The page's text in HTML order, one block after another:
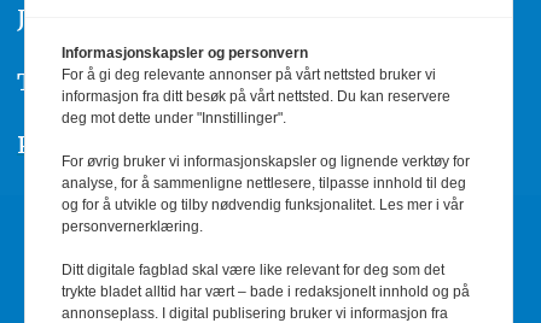
Journalist
Telefon: 755 53 856
Personvern/Cookies
Informasjon og priser
Informasjonskapsler og personvern
For å gi deg relevante annonser på vårt nettsted bruker vi
informasjon fra ditt besøk på vårt nettsted. Du kan reservere
deg mot dette under "Innstillinger".
For øvrig bruker vi informasjonskapsler og lignende verktøy for
analyse, for å sammenligne nettlesere, tilpasse innhold til deg
og for å utvikle og tilby nødvendig funksjonalitet. Les mer i vår
personvernerklæring.
Ditt digitale fagblad skal være like relevant for deg som det
trykte bladet alltid har vært – bade i redaksjonelt innhold og på
annonseplass. I digital publisering bruker vi informasjon fra